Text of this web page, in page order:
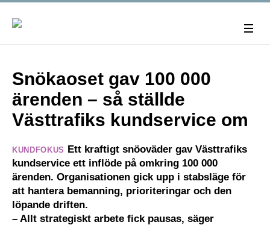
Snökaoset gav 100 000
ärenden – så ställde
Västtrafiks kundservice om
KUNDFOKUS Ett kraftigt snöoväder gav Västtrafiks
kundservice ett inflöde på omkring 100 000
ärenden. Organisationen gick upp i stabsläge för
att hantera bemanning, prioriteringar och den
löpande driften.
– Allt strategiskt arbete fick pausas, säger